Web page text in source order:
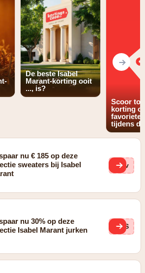
De beste Isabel
Marant-korting ooit
..., is?
Scoor tot
korting
favoriete
tijdens
nu € 185 op deze
sweaters bij Isabel
hKv
nu 30% op deze
Isabel Marant jurken
shS